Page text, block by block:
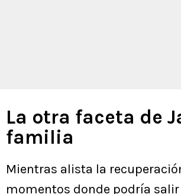
La otra faceta de
familia
Mientras alista la
momentos donde podría